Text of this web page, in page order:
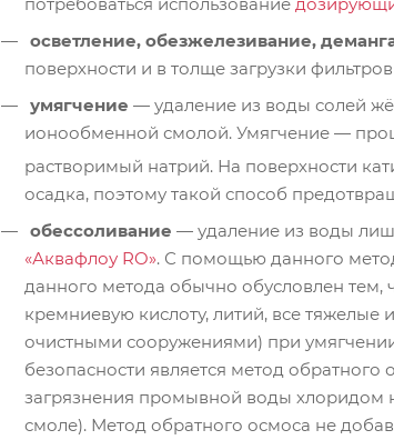
осветление, обезжелезивание,
поверхности и в толще загрузки
умягчение — удаление из воды солей
ионообменной смолой. Умягчение —
растворимый натрий. На поверхности
осадка, поэтому такой способ
обессоливание — удаление из воды
«Аквафлоу RO». С помощью данного
данного метода обычно обусловлен тем,
кремниевую кислоту, литий, все
очистными сооружениями) при
безопасности является метод
загрязнения промывной воды хлоридом
смоле). Метод обратного осмоса не